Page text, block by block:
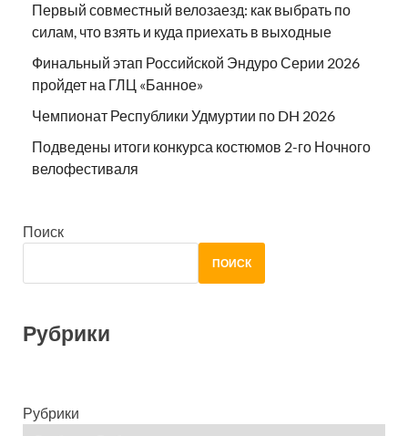
Первый совместный велозаезд: как выбрать по
силам, что взять и куда приехать в выходные
Финальный этап Российской Эндуро Серии 2026
пройдет на ГЛЦ «Банное»
Чемпионат Республики Удмуртии по DH 2026
Подведены итоги конкурса костюмов 2-го Ночного
велофестиваля
Поиск
ПОИСК
Рубрики
Рубрики